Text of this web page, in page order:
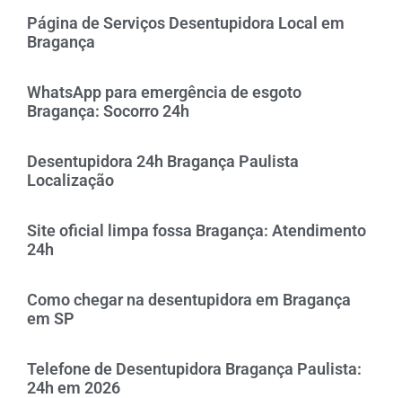
Página de Serviços Desentupidora Local em
Bragança
WhatsApp para emergência de esgoto
Bragança: Socorro 24h
Desentupidora 24h Bragança Paulista
Localização
Site oficial limpa fossa Bragança: Atendimento
24h
Como chegar na desentupidora em Bragança
em SP
Telefone de Desentupidora Bragança Paulista:
24h em 2026